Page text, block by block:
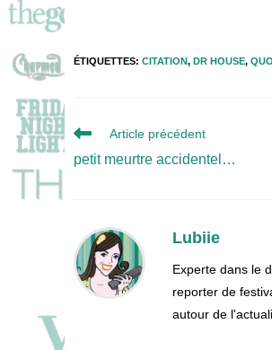
ÉTIQUETTES: CITATION, DR HOUSE,
Read
articles
Article précédent
petit meurtre accidentel…
Lubiie
Experte dans le
reporter de
autour de